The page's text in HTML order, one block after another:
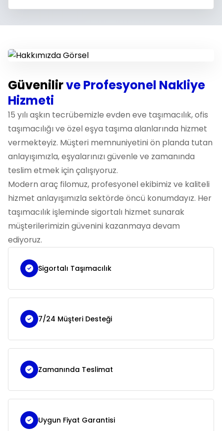
Güvenilirve Profesyonel Nakliye
Hizmeti
15 yılı aşkın tecrübemizle evden eve taşımacılık, ofis
taşımacılığı ve özel eşya taşıma alanlarında hizmet
vermekteyiz. Müşteri memnuniyetini ön planda tutan
anlayışımızla, eşyalarınızı güvenle ve zamanında
teslim etmek için çalışıyoruz.
Modern araç filomuz, profesyonel ekibimiz ve kaliteli
hizmet anlayışımızla sektörde öncü konumdayız. Her
taşımacılık işleminde sigortalı hizmet sunarak
müşterilerimizin güvenini kazanmaya devam
ediyoruz.
Sigortalı Taşımacılık
7/24 Müşteri Desteği
Zamanında Teslimat
Uygun Fiyat Garantisi